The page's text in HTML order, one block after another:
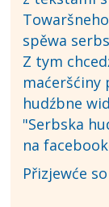
spěwa
Z tym
maćeršćiny
hudźbne
"Serbska
na
Přizjewće